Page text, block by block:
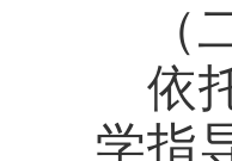
（
依
学指